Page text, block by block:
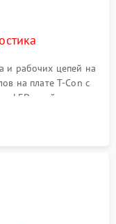
и рабочих цепей на
на плате T-Con с
LED-драйвера и